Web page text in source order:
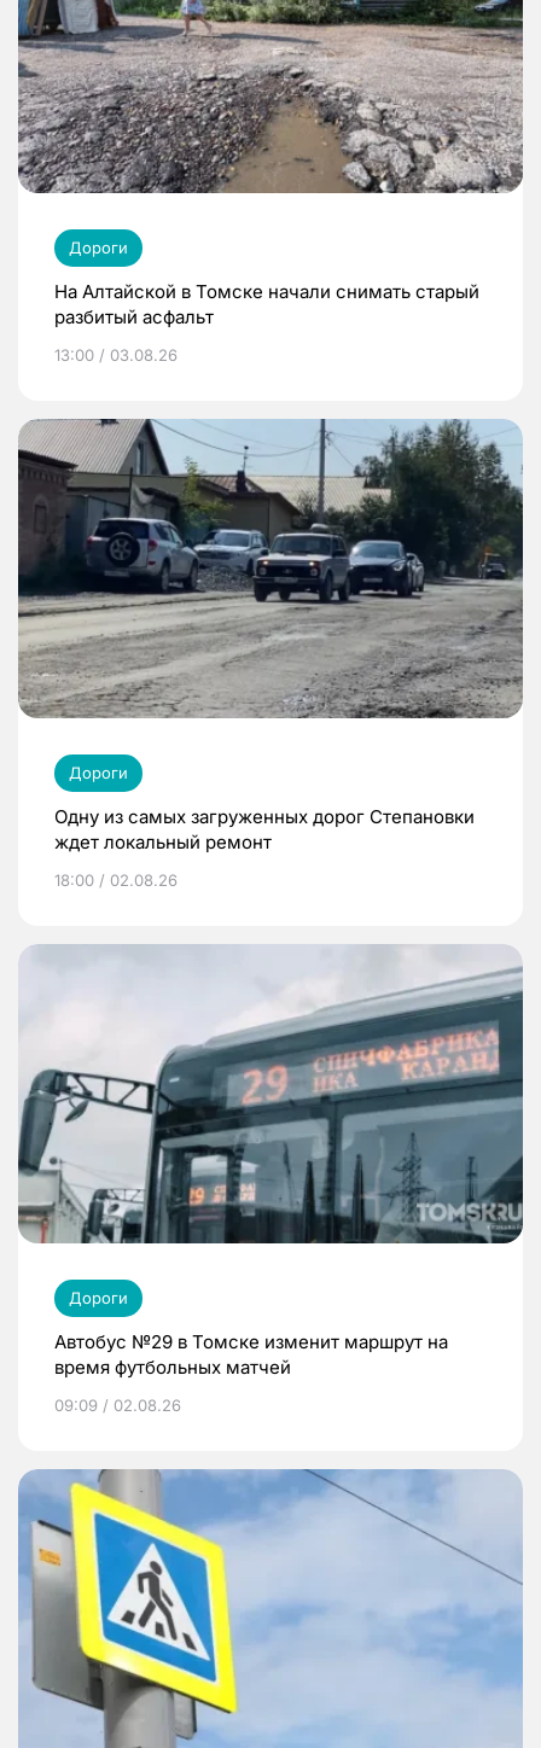
Дороги
На Алтайской в Томске начали снимать старый
разбитый асфальт
13:00 / 03.08.26
Дороги
Одну из самых загруженных дорог Степановки
ждет локальный ремонт
18:00 / 02.08.26
Дороги
Автобус №29 в Томске изменит маршрут на
время футбольных матчей
09:09 / 02.08.26